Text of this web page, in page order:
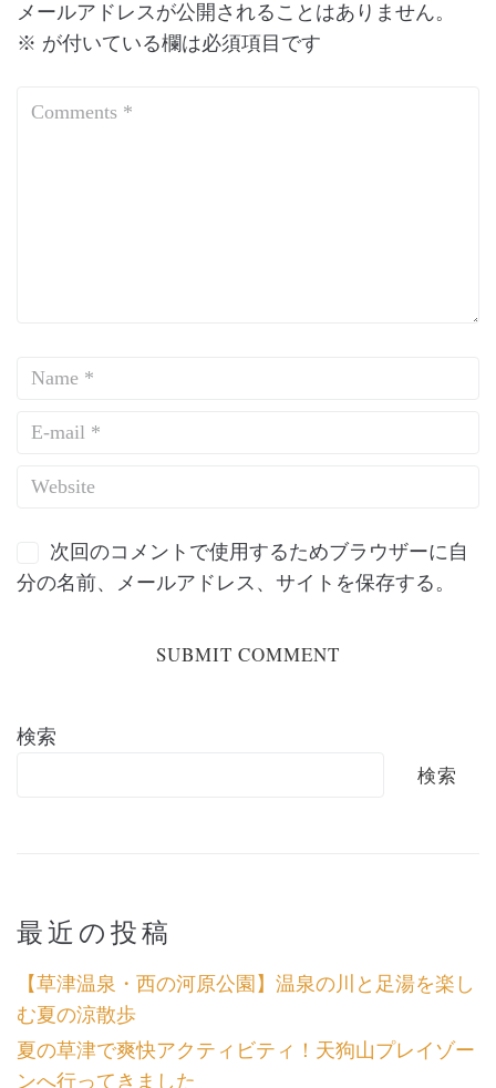
メールアドレスが公開されることはありません。
※ が付いている欄は必須項目です
次回のコメントで使用するためブラウザーに自
分の名前、メールアドレス、サイトを保存する。
検索
検索
最近の投稿
【草津温泉・西の河原公園】温泉の川と足湯を楽し
む夏の涼散歩
夏の草津で爽快アクティビティ！天狗山プレイゾー
ンへ行ってきました